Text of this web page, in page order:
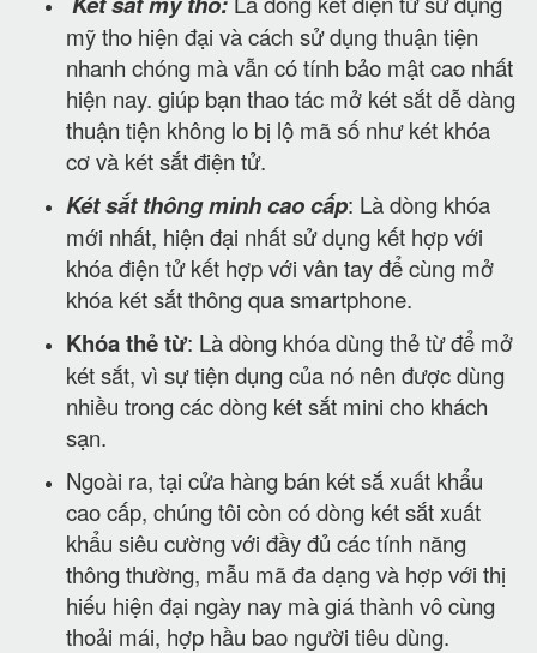
mỹ tho hiện đại và cách sử dụng thuận tiện
nhanh chóng mà vẫn có tính bảo mật cao nhất
hiện nay. giúp bạn thao tác mở két sắt dễ dàng
thuận tiện không lo bị lộ mã số như két khóa
cơ và két sắt điện tử.
Két sắt thông minh cao cấp: Là dòng khóa
mới nhất, hiện đại nhất sử dụng kết hợp với
khóa điện tử kết hợp với vân tay để cùng mở
khóa két sắt thông qua smartphone.
Khóa thẻ từ: Là dòng khóa dùng thẻ từ để mở
két sắt, vì sự tiện dụng của nó nên được dùng
nhiều trong các dòng két sắt mini cho khách
sạn.
Ngoài ra, tại cửa hàng bán két sắ xuất khẩu
cao cấp, chúng tôi còn có dòng két sắt xuất
khẩu siêu cường với đầy đủ các tính năng
thông thường, mẫu mã đa dạng và hợp với thị
hiếu hiện đại ngày nay mà giá thành vô cùng
thoải mái, hợp hầu bao người tiêu dùng.